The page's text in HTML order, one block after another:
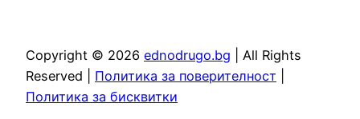
Copyright ©️ 2026 ednodrugo.bg | All Rights
Reserved | Политика за поверителност
Политика за бисквитки